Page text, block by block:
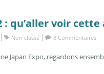
: qu’aller voir cette
Non classé 3 Commentaires
Japan Expo, regardons